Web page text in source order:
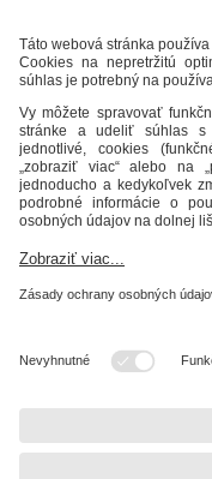
Alternatívne riešenie sporov
Ochrana osobných údajov
meste Impresum Etický
STEFE Zvolen,
Unionka 54
960 01 Zvolen
IČO: 31 612 300
DIČ: 2020478394
zvolen@stefe.sk
Dispečing